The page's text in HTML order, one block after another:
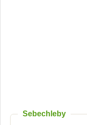
Sebechleby